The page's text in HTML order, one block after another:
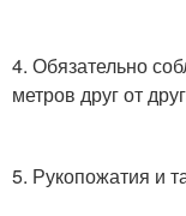
4. Обязательно
метров друг от
5. Рукопожатия и